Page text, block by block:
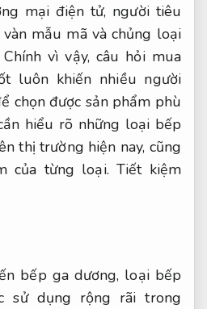
mại điện tử, người tiêu
mẫu mã và chủng loại
vì vậy, câu hỏi mua
luôn khiến nhiều người
chọn được sản phẩm phù
hiểu rõ những loại bếp
thị trường hiện nay, cũng
của từng loại. Tiết kiệm
bếp ga dương, loại bếp
sử dụng rộng rãi trong